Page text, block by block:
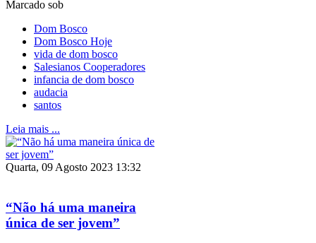
Marcado sob
Dom Bosco
Dom Bosco Hoje
vida de dom bosco
Salesianos Cooperadores
infancia de dom bosco
audacia
santos
Leia mais ...
Quarta, 09 Agosto 2023 13:32
“Não há uma maneira
única de ser jovem”